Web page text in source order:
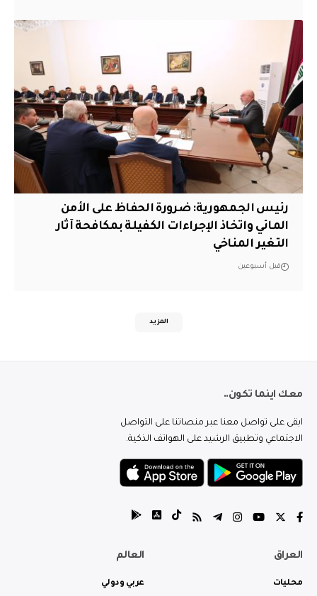
رئيس الجمهورية: ضرورة الحفاظ على الأمن
المائي واتخاذ الإجراءات الكفيلة بمكافحة آثار
التغير المناخي
قبل أسبوعين
المزيد
معك اينما تكون..
ابقى على تواصل معنا عبر منصاتنا على التواصل
الاجتماعي وتطبيق الرشيد على الهواتف الذكية.
العراق
محليات
العالم
عربي ودولي